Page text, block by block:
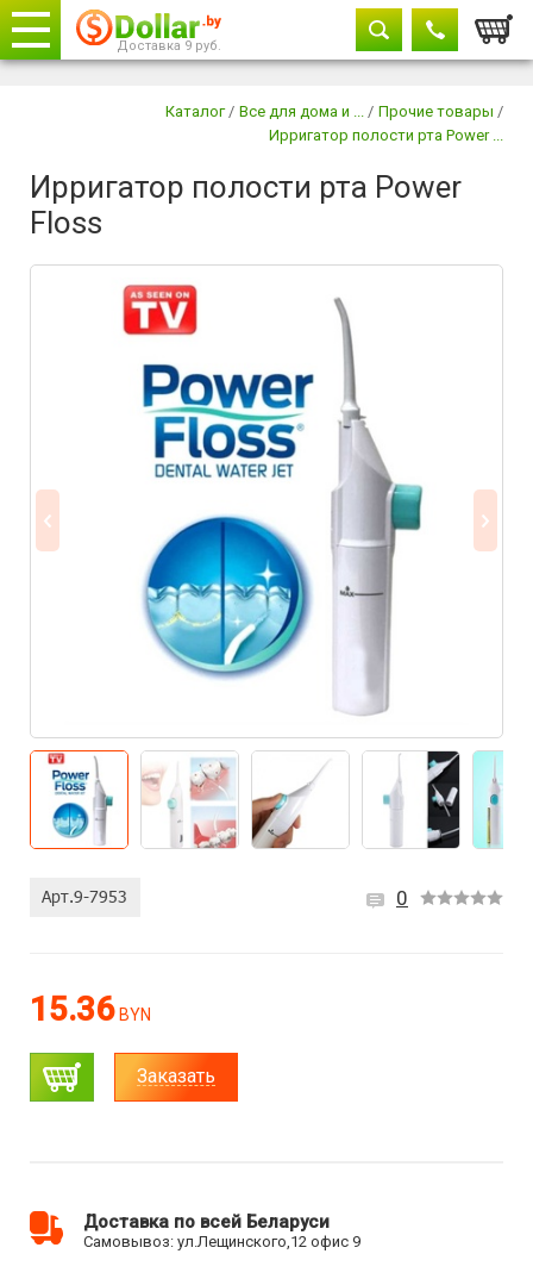
+375 29 882-11-33
Доставка 9 руб.
Каталог / Все для дома и ... / Прочие товары /
Ирригатор полости рта Power ...
Ирригатор полости рта Power
Floss
0
15.36 BYN
Заказать
Доставка по всей Беларуси
Самовывоз: ул.Лещинского,12 офис 9